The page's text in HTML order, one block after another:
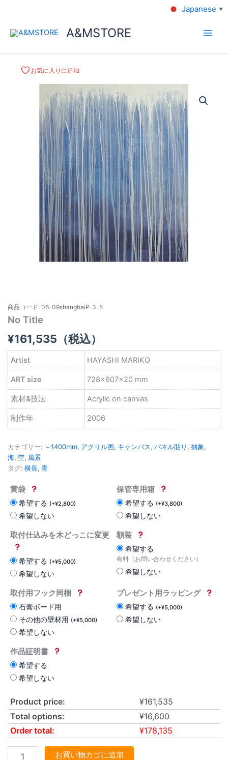
A&MSTORE
お気に入りに追加
商品コード: 06-09shanghaiP-3-5
No Title
¥161,535 （税込）
Artist HAYASHI MARIKO
ART size 728×607×20 mm
素材&技法 Acrylic on canvas
制作年 2006
カテゴリー: ～1400mm, アクリル画, キャンバス, パネル貼り , 抽象,
海, 空, 風景
タグ: 横長, 青
黄袋
希望する (+¥2,800)
希望しない
保管専用箱
希望する (+¥3,800)
希望しない
取付仕込みを木どっこに変更
希望する (+¥5,000)
希望しない
額装
希望する
有料（お問い合わせください）
希望しない
取付用フック同梱
石膏ボード用
その他の壁材用 (+¥5,000)
希望しない
プレゼント用ラッピング
希望する (+¥5,000)
希望しない
作品証明書
希望する
希望しない
Product price: ¥161,535
Total options:
¥16,600
Order total:
¥178,135
お買い物カゴに追加
Japanese ▼